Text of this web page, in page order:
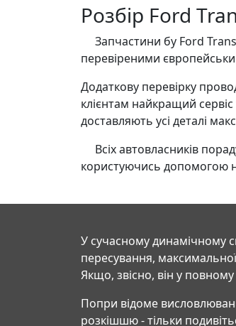
Розбір Ford
Запчастини бу Ford
перевіреними
Додаткову перевірку
клієнтам найкращий
доставляють усі деталі
Всіх автовласників
користуючись допомогою
У сучасному динамічному
пересування,
Якщо, звісно, він у
Попри відоме
розкішшю - тільки